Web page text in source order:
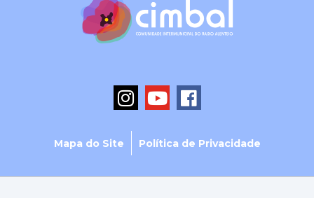
Mapa do Site Política de Privacidade